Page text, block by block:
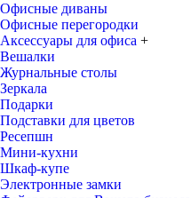
Офисные диваны
Офисные перегородки
Аксессуары для офиса +
Вешалки
Журнальные столы
Зеркала
Подарки
Подставки для цветов
Ресепшн
Мини-кухни
Шкаф-купе
Электронные замки